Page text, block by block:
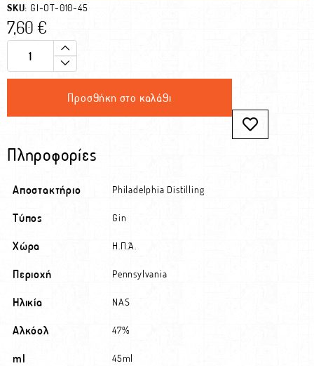
SKU: GI-OT-010-45
7,60€
Προσθήκη στο καλάθι
Πληροφορίες
Αποστακτήριο Philadelphia Distilling
Τύπος Gin
Χώρα Η.Π.Α.
Περιοχή Pennsylvania
Ηλικία NAS
Αλκόολ 47%
ml 45ml